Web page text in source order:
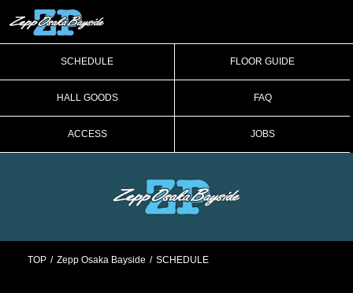
SCHEDULE FLOOR GUIDE
HALL GOODS FAQ
ACCESS JOBS
TOP Zepp Osaka Bayside SCHEDULE